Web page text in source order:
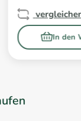
In den